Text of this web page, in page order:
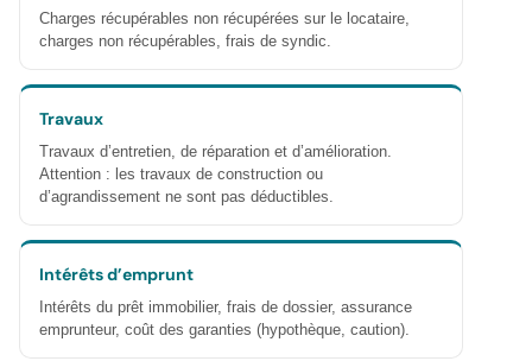
Charges récupérables non récupérées sur le locataire,
charges non récupérables, frais de syndic.
Travaux
Travaux d’entretien, de réparation et d’amélioration.
Attention : les travaux de construction ou
d’agrandissement ne sont pas déductibles.
Intérêts d’emprunt
Intérêts du prêt immobilier, frais de dossier, assurance
emprunteur, coût des garanties (hypothèque, caution).